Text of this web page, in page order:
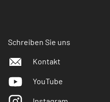
Schreiben Sie uns
Kontakt
YouTube